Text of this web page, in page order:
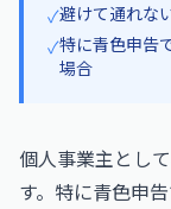
✓避けて通れな
✓特に青色申告
場合
個人事業主とし
す。特に青色申